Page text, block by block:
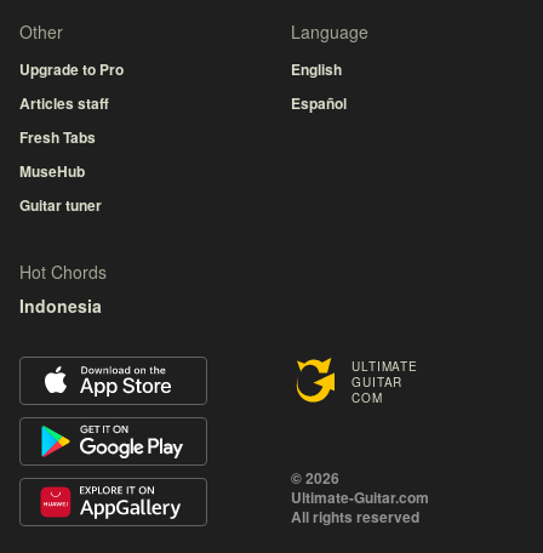
ULTIMATE
GUITAR
COM
© 2026
Ultimate-Guitar.com
All rights reserved
Other
Upgrade to Pro
Articles staff
Fresh Tabs
MuseHub
Guitar tuner
Language
English
Español
Hot Chords
Indonesia